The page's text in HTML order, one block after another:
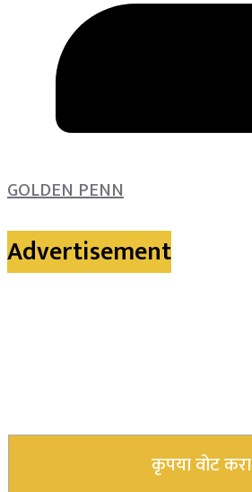
GOLDEN PENN
Advertisement
कृपया वोट करा